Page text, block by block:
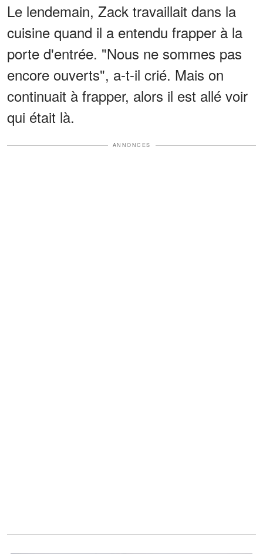
Le lendemain, Zack travaillait dans la
cuisine quand il a entendu frapper à la
porte d'entrée. "Nous ne sommes pas
encore ouverts", a-t-il crié. Mais on
continuait à frapper, alors il est allé voir
qui était là.
ANNONCES